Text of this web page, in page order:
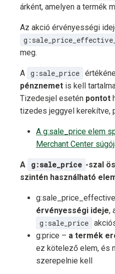
árként, amelyen a termék
Az akció érvényességi
meg.
A g:sale_price
pénznemet is kell
Tizedesjel esetén pontot
tizedes jeggyel kerekítve,
A g:sale_price elem
Merchant Center
A g:sale_price -szal
szintén használható
érvényességi ideje,
g:sale_price
g:price – a termék
ez kötelező elem, és
szerepelnie kell